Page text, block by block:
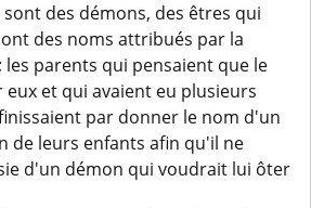
sont des démons, des êtres qui
des noms attribués par la
parents qui pensaient que le
et qui avaient eu plusieurs
par donner le nom d'un
de leurs enfants afin qu'il ne
d'un démon qui voudrait lui ôter